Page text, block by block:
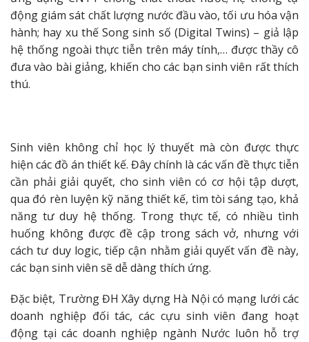
động giám sát chất lượng nước đầu vào, tối ưu hóa vận
hành; hay xu thế Song sinh số (Digital Twins) – giả lập
hệ thống ngoài thực tiễn trên máy tính,… được thầy cô
đưa vào bài giảng, khiến cho các bạn sinh viên rất thích
thú.
Sinh viên không chỉ học lý thuyết mà còn được thực
hiện các đồ án thiết kế. Đây chính là các vấn đề thực tiễn
cần phải giải quyết, cho sinh viên có cơ hội tập dượt,
qua đó rèn luyện kỹ năng thiết kế, tìm tòi sáng tạo, khả
năng tư duy hệ thống. Trong thực tế, có nhiều tình
huống không được đề cập trong sách vở, nhưng với
cách tư duy logic, tiếp cận nhằm giải quyết vấn đề này,
các bạn sinh viên sẽ dễ dàng thích ứng.
Đặc biệt, Trường ĐH Xây dựng Hà Nội có mạng lưới các
doanh nghiệp đối tác, các cựu sinh viên đang hoạt
động tại các doanh nghiệp ngành Nước luôn hỗ trợ